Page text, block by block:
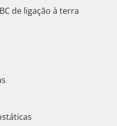
de ligação à terra